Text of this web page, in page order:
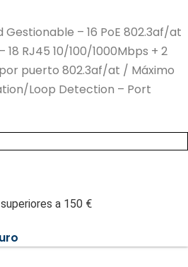
Gestionable – 16 PoE 802.3af/at
18 RJ45 10/100/1000Mbps + 2
por puerto 802.3af/at / Máximo
Loop Detection – Port
a 150 €